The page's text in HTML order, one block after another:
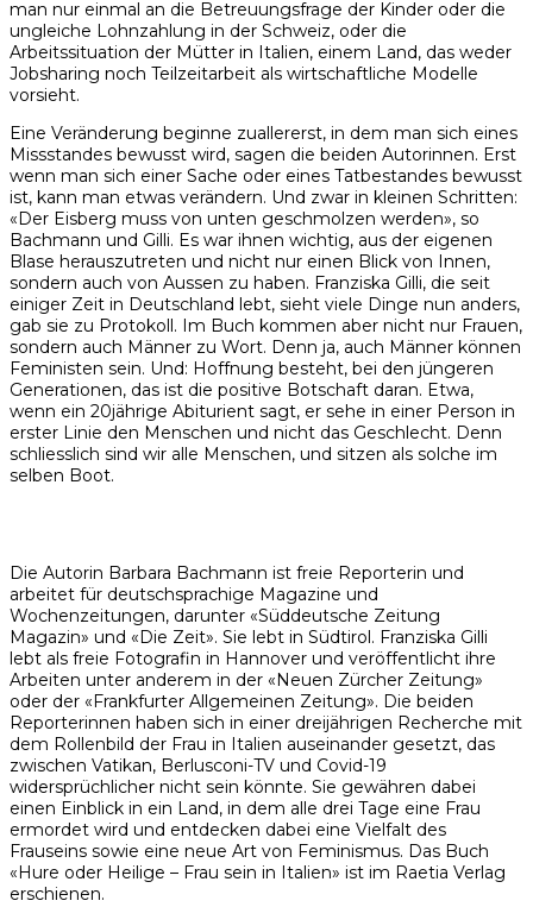
man nur einmal an die Betreuungsfrage der Kinder oder die
ungleiche Lohnzahlung in der Schweiz, oder die
Arbeitssituation der Mütter in Italien, einem Land, das weder
Jobsharing noch Teilzeitarbeit als wirtschaftliche Modelle
vorsieht.
Eine Veränderung beginne zuallererst, in dem man sich eines
Missstandes bewusst wird, sagen die beiden Autorinnen. Erst
wenn man sich einer Sache oder eines Tatbestandes bewusst
ist, kann man etwas verändern. Und zwar in kleinen Schritten:
«Der Eisberg muss von unten geschmolzen werden», so
Bachmann und Gilli. Es war ihnen wichtig, aus der eigenen
Blase herauszutreten und nicht nur einen Blick von Innen,
sondern auch von Aussen zu haben. Franziska Gilli, die seit
einiger Zeit in Deutschland lebt, sieht viele Dinge nun anders,
gab sie zu Protokoll. Im Buch kommen aber nicht nur Frauen,
sondern auch Männer zu Wort. Denn ja, auch Männer können
Feministen sein. Und: Hoffnung besteht, bei den jüngeren
Generationen, das ist die positive Botschaft daran. Etwa,
wenn ein 20jährige Abiturient sagt, er sehe in einer Person in
erster Linie den Menschen und nicht das Geschlecht. Denn
schliesslich sind wir alle Menschen, und sitzen als solche im
selben Boot.
Die Autorin Barbara Bachmann ist freie Reporterin und
arbeitet für deutschsprachige Magazine und
Wochenzeitungen, darunter «Süddeutsche Zeitung
Magazin» und «Die Zeit». Sie lebt in Südtirol. Franziska Gilli
lebt als freie Fotografin in Hannover und veröffentlicht ihre
Arbeiten unter anderem in der «Neuen Zürcher Zeitung»
oder der «Frankfurter Allgemeinen Zeitung». Die beiden
Reporterinnen haben sich in einer dreijährigen Recherche mit
dem Rollenbild der Frau in Italien auseinander gesetzt, das
zwischen Vatikan, Berlusconi-TV und Covid-19
widersprüchlicher nicht sein könnte. Sie gewähren dabei
einen Einblick in ein Land, in dem alle drei Tage eine Frau
ermordet wird und entdecken dabei eine Vielfalt des
Frauseins sowie eine neue Art von Feminismus. Das Buch
«Hure oder Heilige – Frau sein in Italien» ist im Raetia Verlag
erschienen.